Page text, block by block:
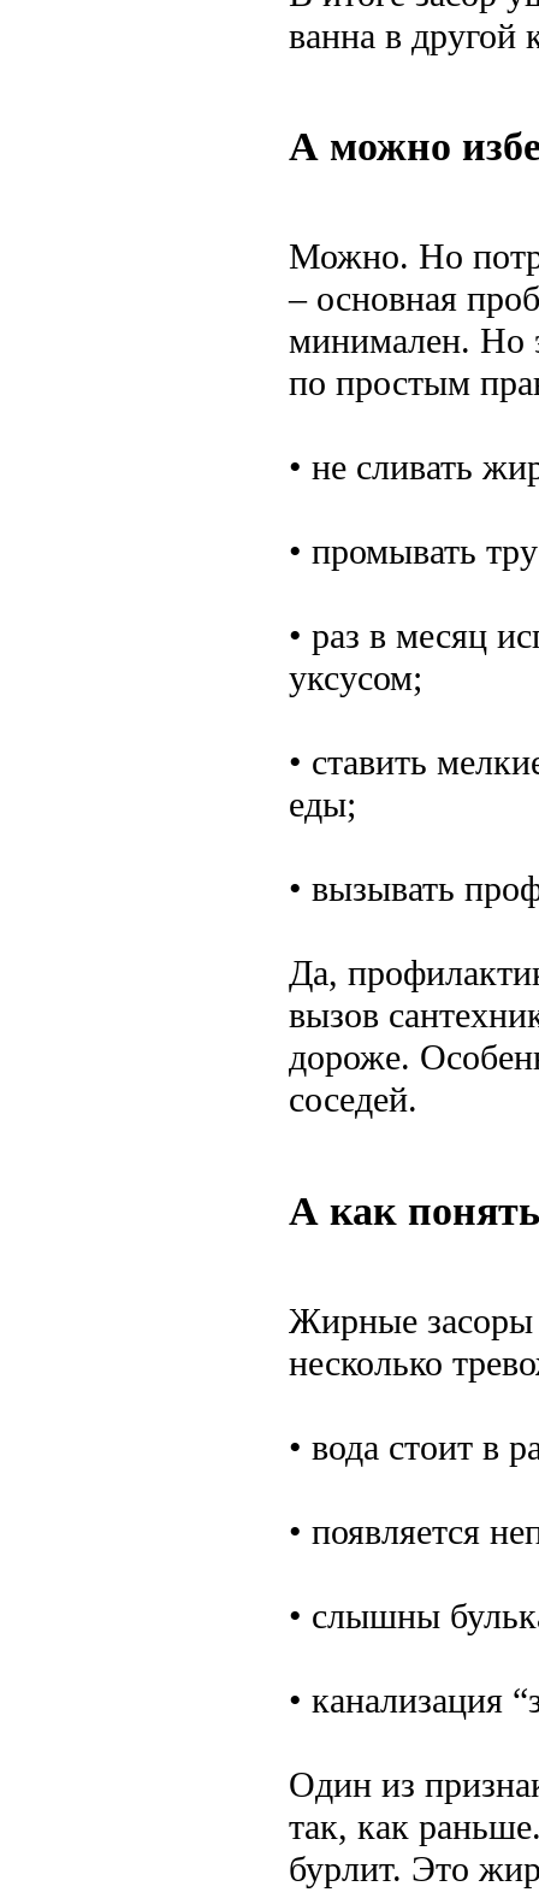
ванна в другой
А можно
Можно. Но
– основная
минимален. Но
по простым
• не сливать
• промывать
• раз в месяц
уксусом;
• ставить
еды;
• вызывать
Да,
вызов
дороже.
соседей.
А как
Жирные засоры
несколько
• вода стоит в
• появляется
• слышны
• канализация
Один из
так, как
бурлит. Это